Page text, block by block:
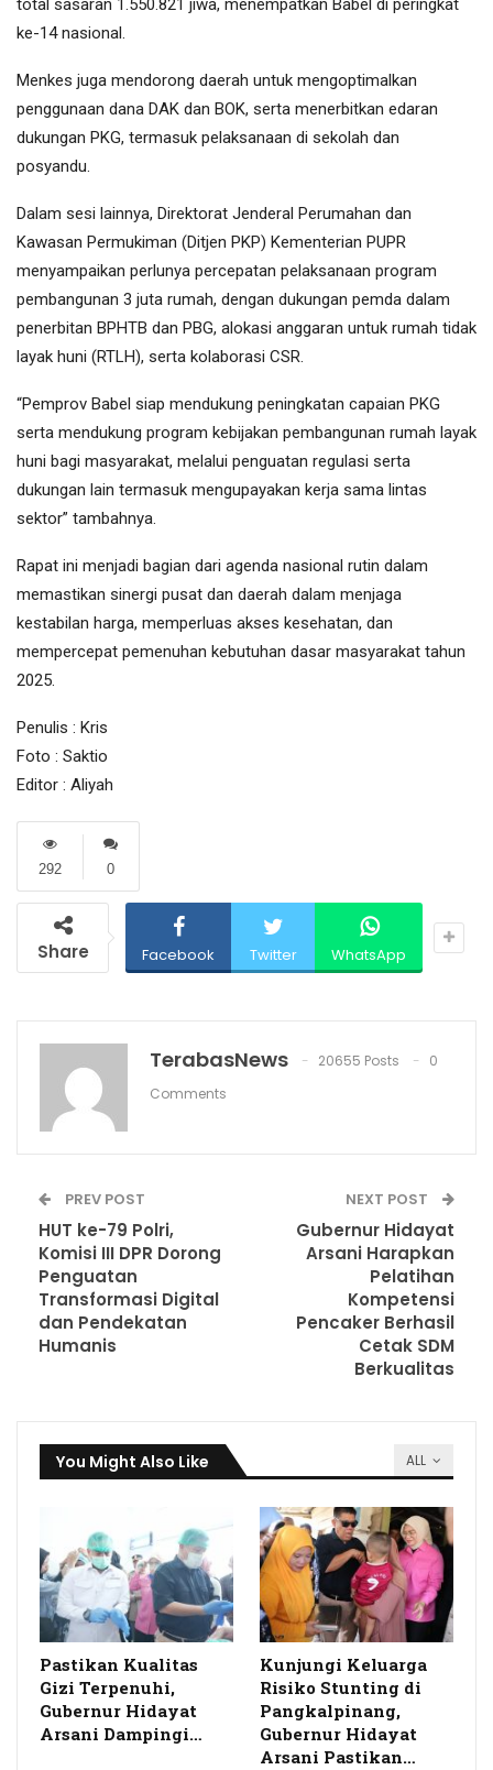
total sasaran 1.550.821 jiwa, menempatkan Babel di peringkat
ke-14 nasional.
Menkes juga mendorong daerah untuk mengoptimalkan
penggunaan dana DAK dan BOK, serta menerbitkan edaran
dukungan PKG, termasuk pelaksanaan di sekolah dan
posyandu.
Dalam sesi lainnya, Direktorat Jenderal Perumahan dan
Kawasan Permukiman (Ditjen PKP) Kementerian PUPR
menyampaikan perlunya percepatan pelaksanaan program
pembangunan 3 juta rumah, dengan dukungan pemda dalam
penerbitan BPHTB dan PBG, alokasi anggaran untuk rumah tidak
layak huni (RTLH), serta kolaborasi CSR.
“Pemprov Babel siap mendukung peningkatan capaian PKG
serta mendukung program kebijakan pembangunan rumah layak
huni bagi masyarakat, melalui penguatan regulasi serta
dukungan lain termasuk mengupayakan kerja sama lintas
sektor” tambahnya.
Rapat ini menjadi bagian dari agenda nasional rutin dalam
memastikan sinergi pusat dan daerah dalam menjaga
kestabilan harga, memperluas akses kesehatan, dan
mempercepat pemenuhan kebutuhan dasar masyarakat tahun
2025.
Penulis : Kris
Foto : Saktio
Editor : Aliyah
0
292
Share Facebook Twitter WhatsApp
TerabasNews 20655 Posts
0
Comments
PREV POST
HUT ke-79 Polri,
Komisi III DPR Dorong
Penguatan
Transformasi Digital
dan Pendekatan
Humanis
NEXT POST
Gubernur Hidayat
Arsani Harapkan
Pelatihan
Kompetensi
Pencaker Berhasil
Cetak SDM
Berkualitas
ALL
You Might Also Like
Pastikan Kualitas
Gizi Terpenuhi,
Gubernur Hidayat
Arsani Dampingi…
Kunjungi Keluarga
Risiko Stunting di
Pangkalpinang,
Gubernur Hidayat
Arsani Pastikan…